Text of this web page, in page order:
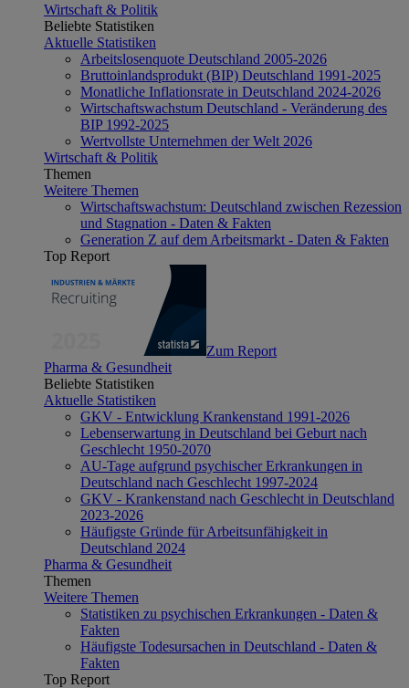
Wirtschaft & Politik
Beliebte Statistiken
Aktuelle Statistiken
Arbeitslosenquote Deutschland 2005-2026
Bruttoinlandsprodukt (BIP) Deutschland 1991-2025
Monatliche Inflationsrate in Deutschland 2024-2026
Wirtschaftswachstum Deutschland - Veränderung des
BIP 1992-2025
Wertvollste Unternehmen der Welt 2026
Wirtschaft & Politik
Themen
Weitere Themen
Wirtschaftswachstum: Deutschland zwischen Rezession
und Stagnation - Daten & Fakten
Generation Z auf dem Arbeitsmarkt - Daten & Fakten
Top Report
Zum Report
Pharma & Gesundheit
Beliebte Statistiken
Aktuelle Statistiken
GKV - Entwicklung Krankenstand 1991-2026
Lebenserwartung in Deutschland bei Geburt nach
Geschlecht 1950-2070
AU-Tage aufgrund psychischer Erkrankungen in
Deutschland nach Geschlecht 1997-2024
GKV - Krankenstand nach Geschlecht in Deutschland
2023-2026
Häufigste Gründe für Arbeitsunfähigkeit in
Deutschland 2024
Pharma & Gesundheit
Themen
Weitere Themen
Statistiken zu psychischen Erkrankungen - Daten &
Fakten
Häufigste Todesursachen in Deutschland - Daten &
Fakten
Top Report